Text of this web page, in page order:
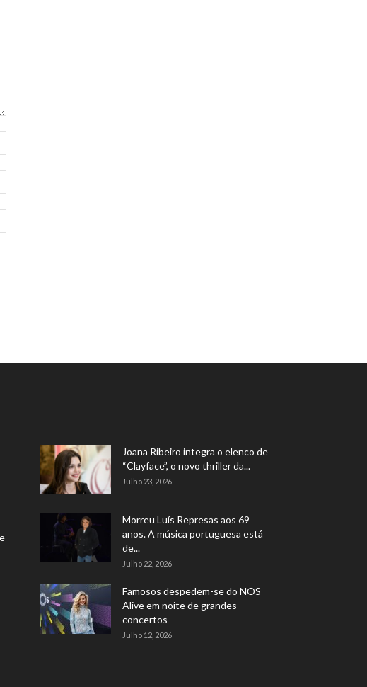
Joana Ribeiro integra o elenco de
“Clayface”, o novo thriller da...
Julho 23, 2026
Morreu Luís Represas aos 69
anos. A música portuguesa está
de...
Julho 22, 2026
Famosos despedem-se do NOS
Alive em noite de grandes
concertos
Julho 12, 2026